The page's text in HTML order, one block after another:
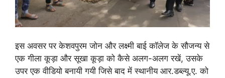
इस अवसर पर केशवपुरम जोन और लक्ष्मी बाई कॉलेज के सौजन्य से
एक गीला कूड़ा और सूखा कूड़ा को कैसे अलग-अलग रखें, उसके
उपर एक वीडियो बनायी गयी जिसे बाद में स्थानीय आर.डब्ल्यू.ए. को